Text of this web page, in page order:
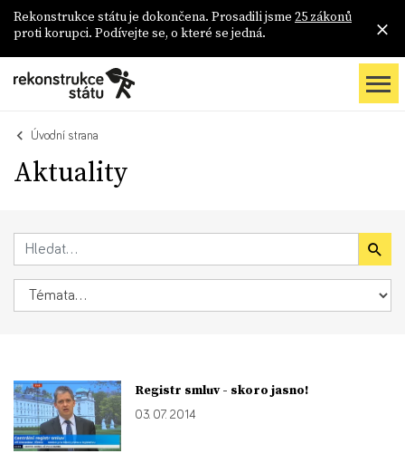
Rekonstrukce státu je dokončena. Prosadili jsme 25 zákonů
proti korupci. Podívejte se, o které se jedná.
Úvodní strana
Aktuality
Registr smluv - skoro jasno!
03. 07. 2014